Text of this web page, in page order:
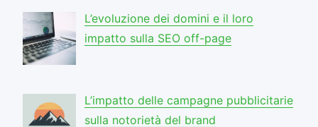
L’evoluzione dei domini e il loro
impatto sulla SEO off-page
L’impatto delle campagne pubblicitarie
sulla notorietà del brand